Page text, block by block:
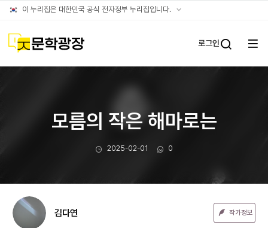
이 누리집은 대한민국 공식 전자정부 누리집입니다. 공식
문학광장 로그인
전체
모름의 작은 해마로는
작성일
2025-02-01 댓글수
0
김다연